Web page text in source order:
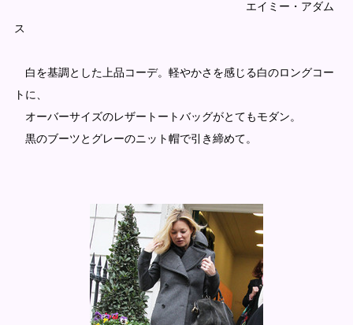
エイミー・アダム
ス
白を基調とした上品コーデ。軽やかさを感じる白のロングコー
トに、
オーバーサイズのレザートートバッグがとてもモダン。
黒のブーツとグレーのニット帽で引き締めて。